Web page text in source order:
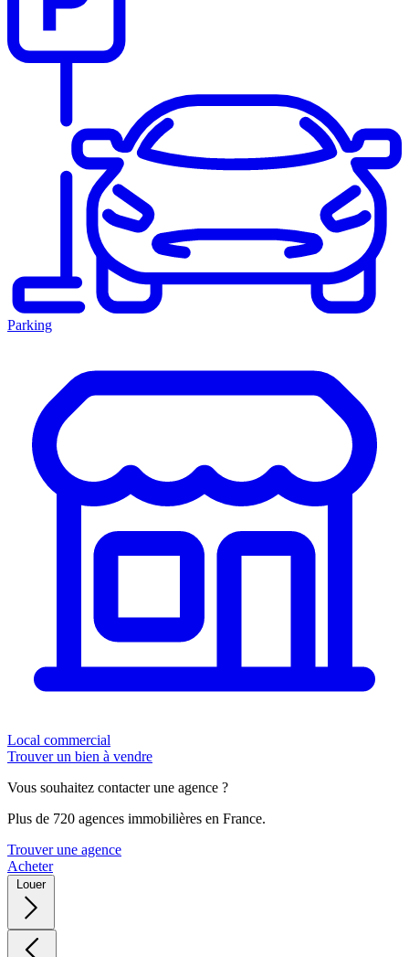
Parking
Local commercial
Trouver un bien à vendre
Vous souhaitez contacter une agence ?
Plus de 720 agences immobilières en France.
Trouver une agence
Acheter
Louer